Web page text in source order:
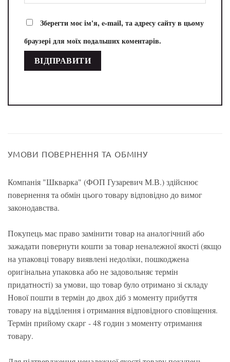
Зберегти моє ім'я, e-mail, та адресу сайту в цьому
браузері для моїх подальших коментарів.
УМОВИ ПОВЕРНЕННЯ ТА ОБМІНУ
Компанія "Шкварка" (ФОП Гузаревич М.В.) здійснює
повернення та обмін цього товару відповідно до вимог
законодавства.
Покупець має право замінити товар на аналогічний або
зажадати повернути кошти за товар неналежної якості (якщо
на упаковці товару виявлені недоліки, пошкоджена
оригінальна упаковка або не задовольняє термін
придатності) за умови, що товар було отримано зі складу
Нової пошти в термін до двох діб з моменту прибуття
товару на відділення і отримання відповідного сповіщення.
Термін прийому скарг - 48 годин з моменту отримання
товару.